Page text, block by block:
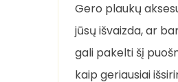
Gero plaukų
jūsų išvaizda, ar
gali pakelti šį
kaip geriausiai